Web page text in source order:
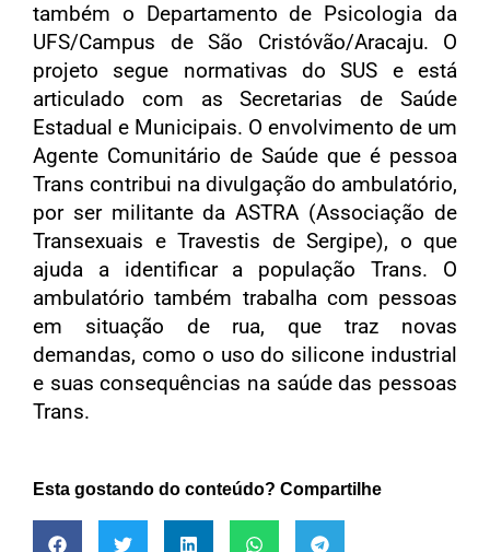
também o Departamento de Psicologia da
UFS/Campus de São Cristóvão/Aracaju. O
projeto segue normativas do SUS e está
articulado com as Secretarias de Saúde
Estadual e Municipais. O envolvimento de um
Agente Comunitário de Saúde que é pessoa
Trans contribui na divulgação do ambulatório,
por ser militante da ASTRA (Associação de
Transexuais e Travestis de Sergipe), o que
ajuda a identificar a população Trans. O
ambulatório também trabalha com pessoas
em situação de rua, que traz novas
demandas, como o uso do silicone industrial
e suas consequências na saúde das pessoas
Trans.
Esta gostando do conteúdo? Compartilhe